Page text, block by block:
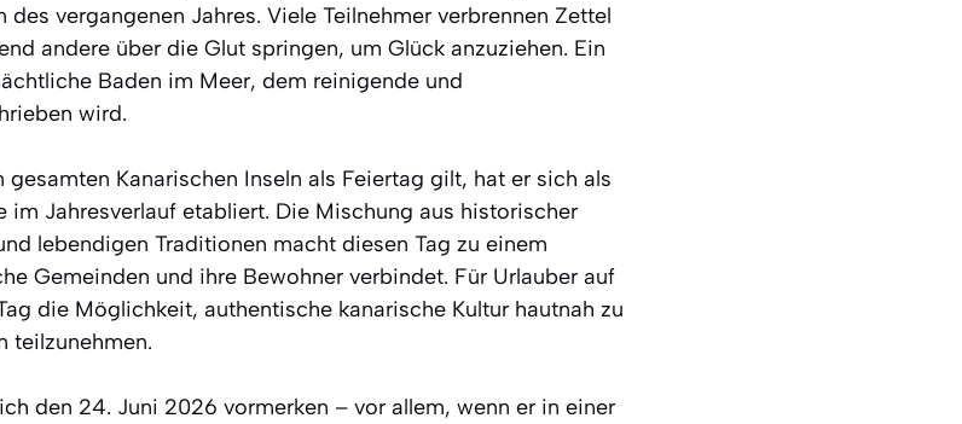
vergangenen Jahres. Viele Teilnehmer verbrennen Zettel
andere über die Glut springen, um Glück anzuziehen. Ein
Baden im Meer, dem reinigende und
wird.
Kanarischen Inseln als Feiertag gilt, hat er sich als
im Jahresverlauf etabliert. Die Mischung aus historischer
lebendigen Traditionen macht diesen Tag zu einem
Gemeinden und ihre Bewohner verbindet. Für Urlauber auf
die Möglichkeit, authentische kanarische Kultur hautnah zu
teilzunehmen.
den 24. Juni 2026 vormerken – vor allem, wenn er in einer